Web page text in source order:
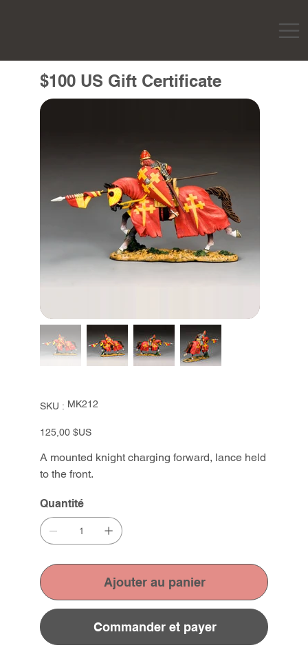
$100 US Gift Certificate
SKU : SKU
MK212
MK212
Prix
125,00 $US
A mounted knight charging forward, lance held
to the front.
Quantité
Ajouter au panier
Commander et payer